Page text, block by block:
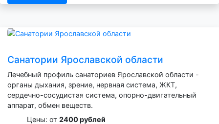
Санатории Ярославской области
Лечебный профиль санаториев Ярославской области -
органы дыхания, зрение, нервная система, ЖКТ,
сердечно-сосудистая система, опорно-двигательный
аппарат, обмен веществ.
Цены: от 2400 рублей